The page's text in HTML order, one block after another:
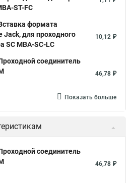
ST-FC
формата
Jack, для проходного
SC MBA-SC-LC
10,12 ₽
соединитель
46,78 ₽
Показать больше
соединитель
46,78 ₽